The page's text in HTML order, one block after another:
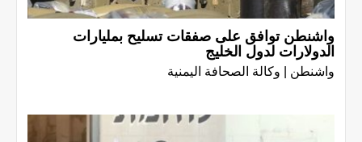
واشنطن توافق على صفقات تسليح بمليارات
الدولارات لدول الخليج
واشنطن | وكالة الصحافة اليمنية